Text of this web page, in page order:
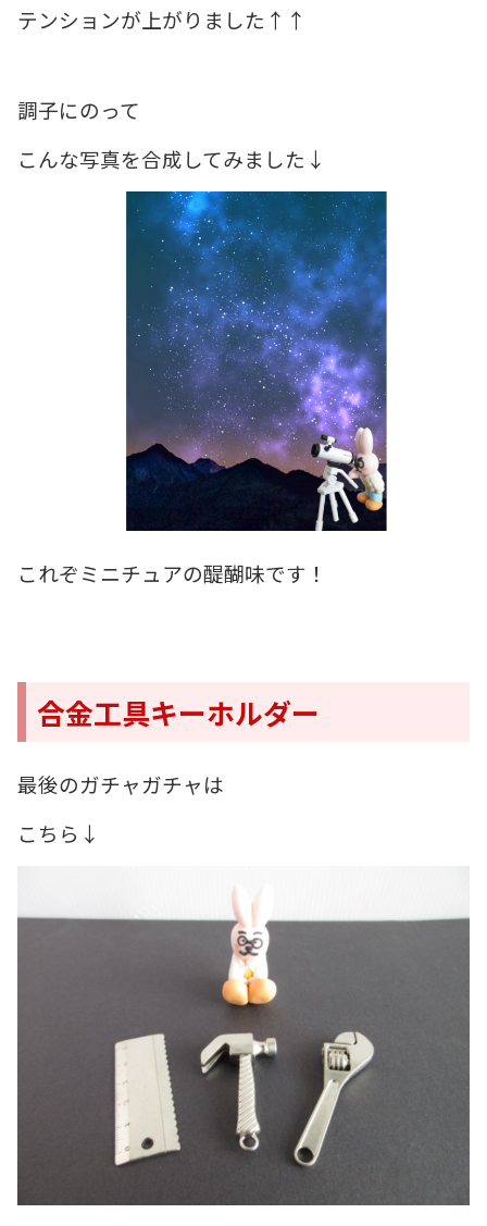
テンションが上がりました↑↑
調子にのって
こんな写真を合成してみました↓
これぞミニチュアの醍醐味です！
合金工具キーホルダー
最後のガチャガチャは
こちら↓